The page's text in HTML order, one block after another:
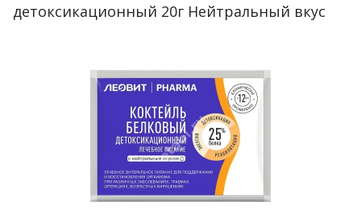
детоксикационный 20г Нейтральный вкус